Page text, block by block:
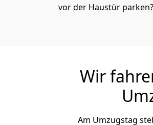
vor der Haustür parken?
Wir
Am Umzugstag